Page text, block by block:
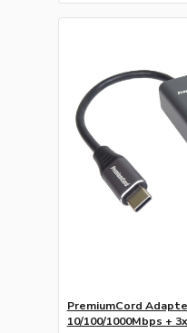
PremiumCord
10/100/1000Mbps +